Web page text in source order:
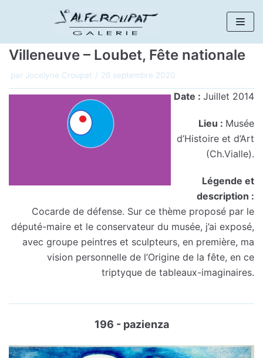
au
contenu
Villeneuve – Loubet, Fête nationale
par Jocelyne Croupat 26 septembre 2020
Date : Juillet 2014
Lieu : Musée
d’Histoire et d’Art
(Ch.Vialle).
Légende et
description :
Cocarde de défense. Sur ce thème proposé par le
député-maire et le conservateur du musée, j’ai exposé,
avec groupe peintres et sculpteurs, en première, ma
vision personnelle de l’Origine de la fête, en ce
triptyque de tableaux-imaginaires.
196 - pazienza